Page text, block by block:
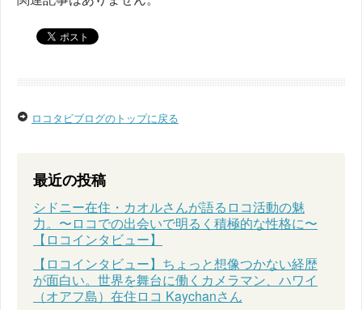
ロコタビブログのトップに戻る
最近の投稿
シドニー在住・カオルさんが語るロコ活動の魅
力。〜ロコでの出会いで明るく積極的な性格に〜
【ロコインタビュー】
【ロコインタビュー】ちょっと想像つかない経歴
が面白い。世界を舞台に働くカメラマン、ハワイ
（オアフ島）在住ロコ Kaychanさん